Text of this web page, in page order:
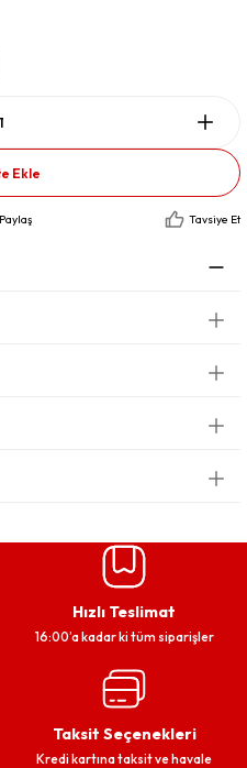
Ekle
Paylaş Tavsiye Et
Hızlı Teslimat
16:00’a kadar ki tüm siparişler
Taksit Seçenekleri
Kredi kartına taksit ve havale